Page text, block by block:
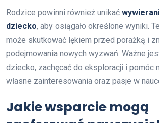
Rodzice powinni również unikać
dziecko, aby osiągało określone wyniki.
może skutkować lękiem przed porażką i
podejmowania nowych wyzwań. Ważne
dziecko, zachęcać do eksploracji i pomóc
własne zainteresowania oraz pasje w
Jakie wsparcie mogą